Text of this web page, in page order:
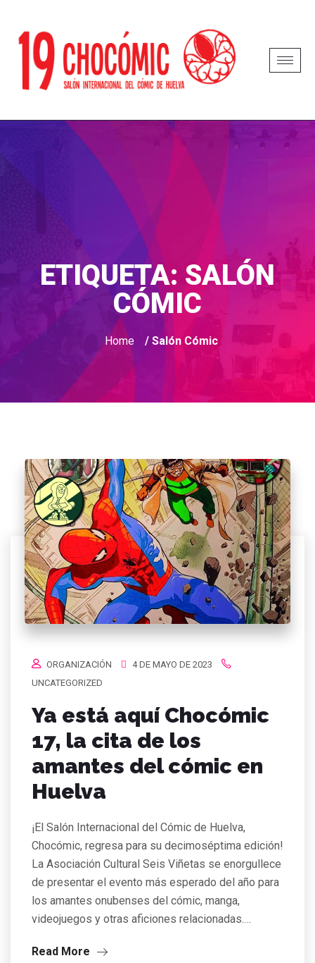
ETIQUETA: SALÓN
CÓMIC
Home / Salón Cómic
ORGANIZACIÓN
4 DE MAYO DE 2023
UNCATEGORIZED
Ya está aquí Chocómic
17, la cita de los
amantes del cómic en
Huelva
¡El Salón Internacional del Cómic de Huelva,
Chocómic, regresa para su decimoséptima edición!
La Asociación Cultural Seis Viñetas se enorgullece
de presentar el evento más esperado del año para
los amantes onubenses del cómic, manga,
videojuegos y otras aficiones relacionadas.…
Read More